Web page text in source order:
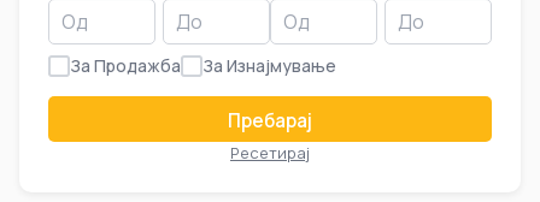
За Продажба За Изнајмување
Пребарај
Ресетирај